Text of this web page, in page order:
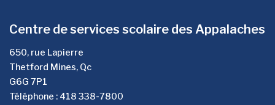
Centre de services scolaire des Appalaches
650, rue Lapierre
Thetford Mines, Qc
G6G 7P1
Téléphone : 418 338-7800